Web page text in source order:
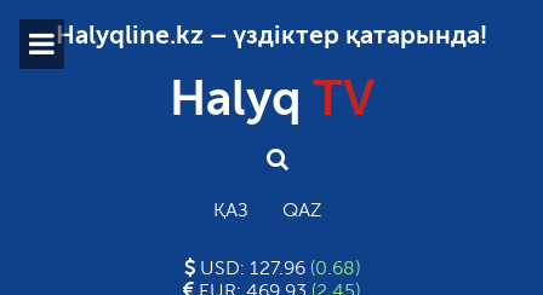
Halyqline.kz – үздіктер қатарында!
Halyq TV
ҚАЗ QAZ
USD: 127.96 (0.68)
EUR: 469.93 (2.45)